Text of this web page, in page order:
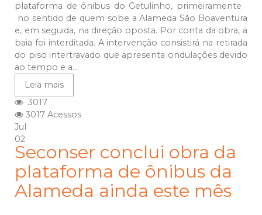
plataforma de ônibus do Getulinho, primeiramente
no sentido de quem sobe a Alameda São Boaventura
e, em seguida, na direção oposta. Por conta da obra, a
baia foi interditada. A intervenção consistirá na retirada
do piso intertravado que apresenta ondulações devido
ao tempo e a...
Leia mais
3017
3017 Acessos
Jul
02
Seconser conclui obra da
plataforma de ônibus da
Alameda ainda este mês